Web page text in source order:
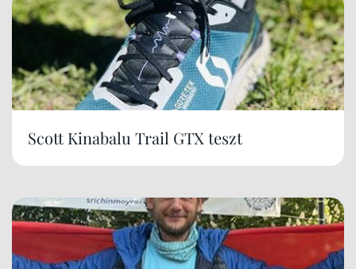
Scott Kinabalu Trail GTX teszt